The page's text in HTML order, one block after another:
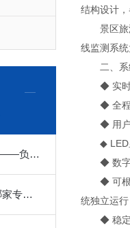
量化看不见的“空气维生素“——负氧离子在线监测系统的原理与多场景应用
提供空气负氧离子监测站哪家专业：长期保障监测数值精准度
结构设计
景区旅游
线监测系
二、系
◆ 实时采
◆ 全程
◆ 用户可
◆ LED显
◆ 数字信
◆ 可根据
统独立运
◆ 稳定